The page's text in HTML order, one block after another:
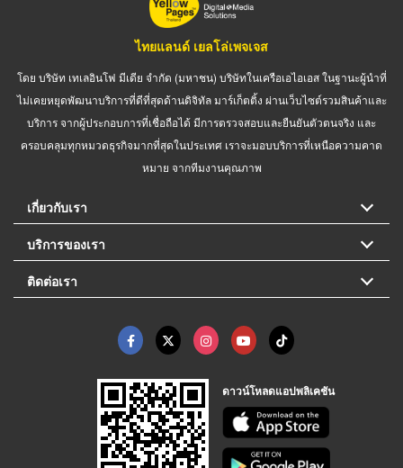
ไทยแลนด์ เยลโล่เพจเจส
โดย บริษัท เทเลอินโฟ มีเดีย จำกัด (มหาชน) บริษัทในเครือเอไอเอส ในฐานะผู้นำที่
ไม่เคยหยุดพัฒนาบริการที่ดีที่สุดด้านดิจิทัล มาร์เก็ตติ้ง ผ่านเว็บไซต์รวมสินค้าและ
บริการ จากผู้ประกอบการที่เชื่อถือได้ มีการตรวจสอบและยืนยันตัวตนจริง และ
ครอบคลุมทุกหมวดธุรกิจมากที่สุดในประเทศ เราจะมอบบริการที่เหนือความคาด
หมาย จากทีมงานคุณภาพ
เกี่ยวกับเรา
บริการของเรา
ติดต่อเรา
ดาวน์โหลดแอปพลิเคชัน